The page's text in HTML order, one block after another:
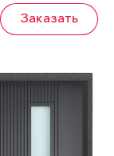
Заказать